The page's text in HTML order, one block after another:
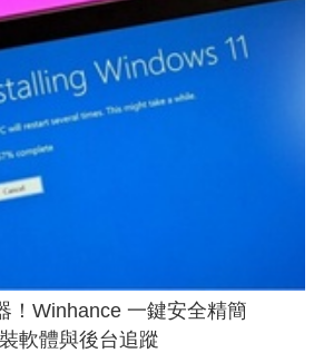
！Winhance 一鍵安全精簡
軟體與後台追蹤